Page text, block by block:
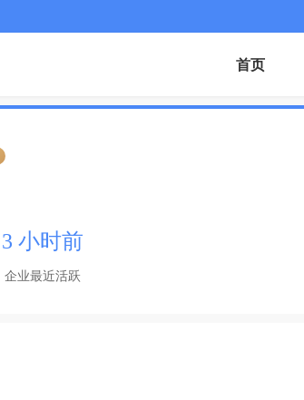
首页
3 小时前
企业最近活跃